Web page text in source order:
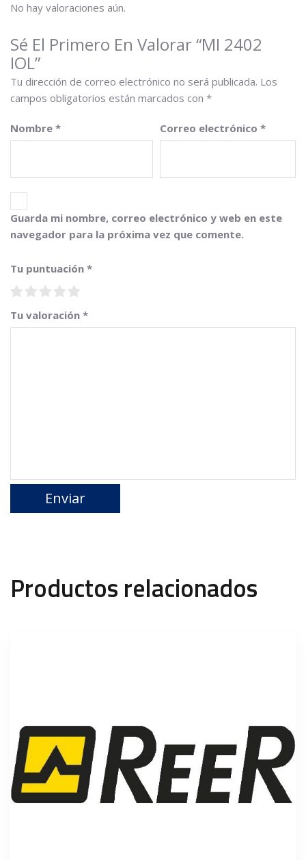
No hay valoraciones aún.
Sé El Primero En Valorar “MI 2402
IOL”
Tu dirección de correo electrónico no será publicada. Los
campos obligatorios están marcados con *
Nombre * Correo electrónico *
Guarda mi nombre, correo electrónico y web en este
navegador para la próxima vez que comente.
Tu puntuación *
Tu valoración *
Productos relacionados